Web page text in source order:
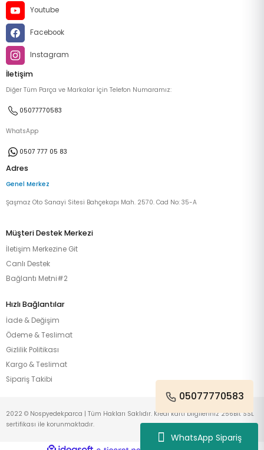
WhatsApp Sipariş
Youtube
Facebook
Instagram
İletişim
Diğer Tüm Parça ve Markalar İçin Telefon Numaramız:
05077770583
WhatsApp
0507 777 05 83
Adres
Genel Merkez
Şaşmaz Oto Sanayi Sitesi Bahçekapı Mah. 2570. Cad No: 35-A
Müşteri Destek Merkezi
İletişim Merkezine Git
Canlı Destek
Bağlantı Metni#2
Hızlı Bağlantılar
İade & Değişim
Ödeme & Teslimat
Gizlilik Politikası
Kargo & Teslimat
Sipariş Takibi
05077770583
2022 © Nospyedekparca | Tüm Hakları Saklıdır. Kredi kartı bilgileriniz 256Bit SSL
sertifikası ile korunmaktadır.